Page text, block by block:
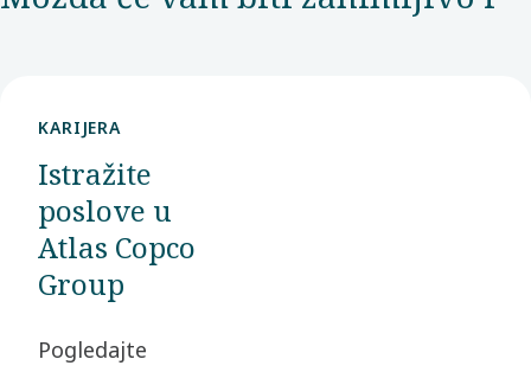
KARIJERA
Istražite
poslove u
Atlas Copco
Group
Pogledajte